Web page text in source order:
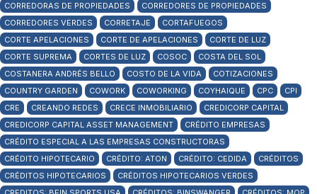
CORREDORAS DE PROPIEDADES
CORREDORES DE PROPIEDADES
CORREDORES VERDES
CORRETAJE
CORTAFUEGOS
CORTE APELACIONES
CORTE DE APELACIONES
CORTE DE LUZ
CORTE SUPREMA
CORTES DE LUZ COSOC
COSTA DEL SOL
COSTANERA ANDRÉS BELLO
COSTO DE LA VIDA
COTIZACIONES
COUNTRY GARDEN
COWORK COWORKING COYHAIQUE CPC
CPI
CRE
CREANDO REDES CRECE INMOBILIARIO
CREDICORP CAPITAL
CREDICORP CAPITAL ASSET MANAGEMENT
CRÉDITO EMPRESAS
CRÉDITO ESPECIAL A LAS EMPRESAS CONSTRUCTORAS
CRÉDITO HIPOTECARIO
CRÉDITO: ATON CRÉDITO: CEDIDA
CRÉDITOS
CRÉDITOS HIPOTECARIOS
CRÉDITOS HIPOTECARIOS VERDES